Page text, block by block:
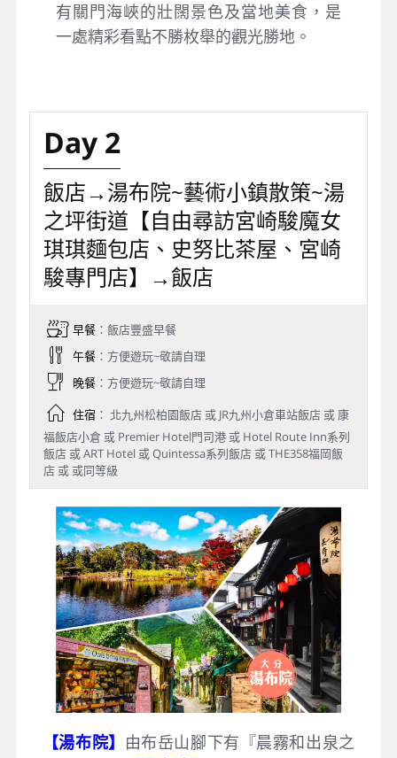
有關門海峽的壯闊景色及當地美食，是
一處精彩看點不勝枚舉的觀光勝地。
Day 2
飯店→湯布院~藝術小鎮散策~湯
之坪街道【自由尋訪宮崎駿魔女
琪琪麵包店、史努比茶屋、宮崎
駿專門店】→飯店
早餐：飯店豐盛早餐
午餐：方便遊玩~敬請自理
晚餐：方便遊玩~敬請自理
住宿： 北九州松柏園飯店 或 JR九州小倉車站飯店 或 康
福飯店小倉 或 Premier Hotel門司港 或 Hotel Route Inn系列
飯店 或 ART Hotel 或 Quintessa系列飯店 或 THE358福岡飯
店 或 或同等級
【湯布院】
由布岳山腳下有『晨霧和出泉之